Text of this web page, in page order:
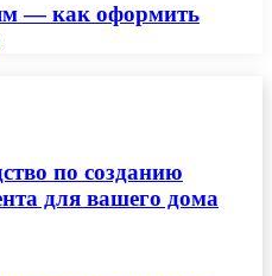
— как оформить
по созданию
для вашего дома